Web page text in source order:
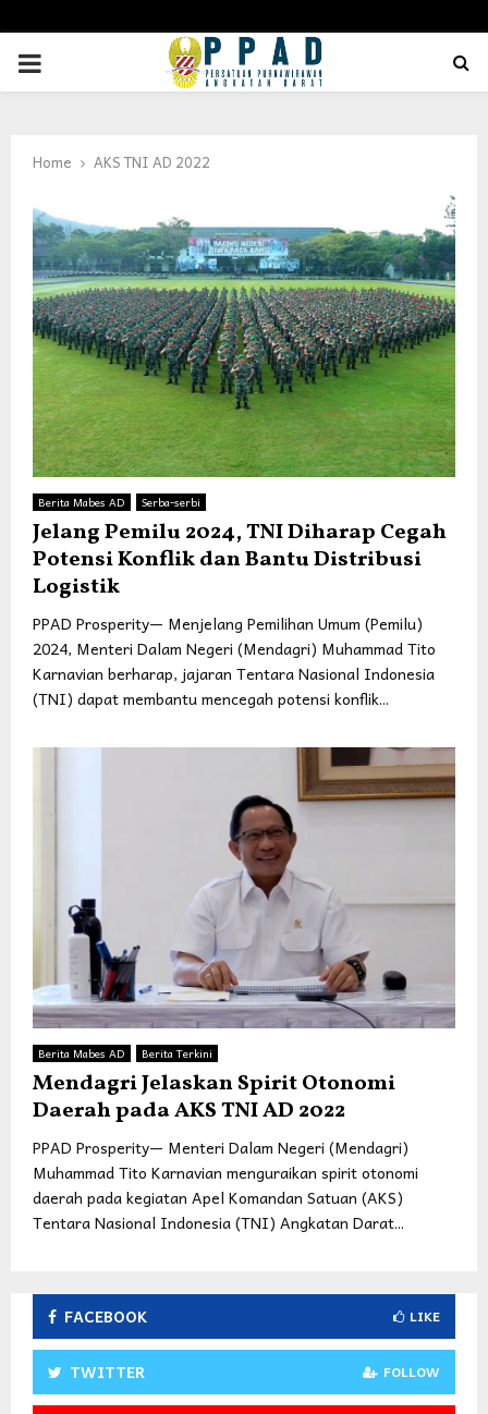
PRIMARY
Home AKS TNI AD 2022
Berita Mabes AD Serba-serbi
Jelang Pemilu 2024, TNI Diharap Cegah
Potensi Konflik dan Bantu Distribusi
Logistik
PPAD Prosperity— Menjelang Pemilihan Umum (Pemilu)
2024, Menteri Dalam Negeri (Mendagri) Muhammad Tito
Karnavian berharap, jajaran Tentara Nasional Indonesia
(TNI) dapat membantu mencegah potensi konflik...
Berita Mabes AD Berita Terkini
Mendagri Jelaskan Spirit Otonomi
Daerah pada AKS TNI AD 2022
PPAD Prosperity— Menteri Dalam Negeri (Mendagri)
Muhammad Tito Karnavian menguraikan spirit otonomi
daerah pada kegiatan Apel Komandan Satuan (AKS)
Tentara Nasional Indonesia (TNI) Angkatan Darat...
FACEBOOK LIKE
TWITTER FOLLOW